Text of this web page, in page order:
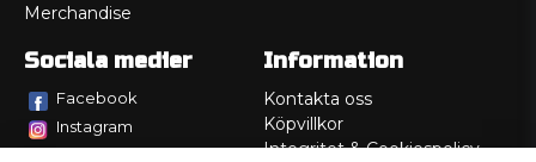
Merchandise
Sociala medier
Facebook
Instagram
Information
Kontakta oss
Köpvillkor
Integritet & Cookiespolicy